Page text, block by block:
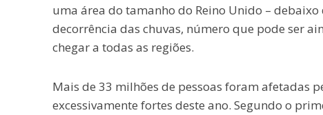
uma área do tamanho do Reino Unido –
decorrência das chuvas, número que pode ser
chegar a todas as regiões.
Mais de 33 milhões de pessoas foram afetadas
excessivamente fortes deste ano. Segundo o